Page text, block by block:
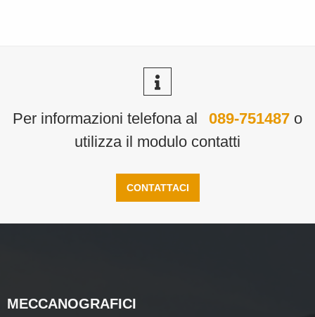
Per informazioni telefona al 089-751487 o
utilizza il modulo contatti
CONTATTACI
MECCANOGRAFICI